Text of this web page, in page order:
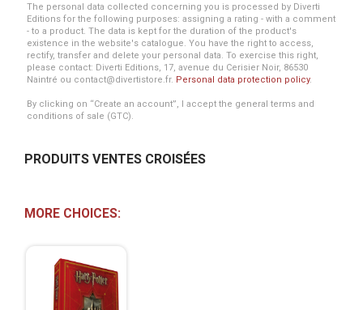
The personal data collected concerning you is processed by Diverti
Editions for the following purposes: assigning a rating - with a comment
- to a product. The data is kept for the duration of the product's
existence in the website's catalogue. You have the right to access,
rectify, transfer and delete your personal data. To exercise this right,
please contact: Diverti Editions, 17, avenue du Cerisier Noir, 86530
Naintré ou contact@divertistore.fr. Personal data protection policy.
By clicking on “Create an account”, I accept the general terms and
conditions of sale (GTC).
PRODUITS VENTES CROISÉES
MORE CHOICES: